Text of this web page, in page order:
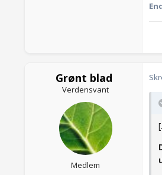
Grønt blad
Verdensvant
Medlem